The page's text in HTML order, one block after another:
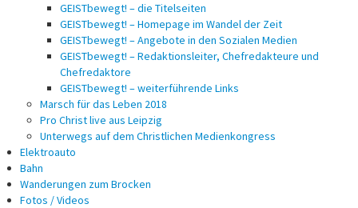
GEISTbewegt! – die Titelseiten
GEISTbewegt! – Homepage im Wandel der Zeit
GEISTbewegt! – Angebote in den Sozialen Medien
GEISTbewegt! – Redaktionsleiter, Chefredakteure und
Chefredaktore
GEISTbewegt! – weiterführende Links
Marsch für das Leben 2018
Pro Christ live aus Leipzig
Unterwegs auf dem Christlichen Medienkongress
Elektroauto
Bahn
Wanderungen zum Brocken
Fotos / Videos